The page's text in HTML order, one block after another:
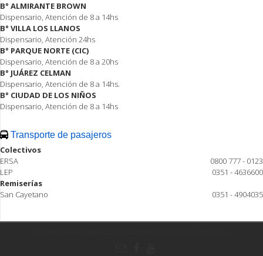
B° ALMIRANTE BROWN
Dispensario, Atención de 8 a 14hs
B° VILLA LOS LLANOS
Dispensario, Atención 24hs
B° PARQUE NORTE (CIC)
Dispensario, Atención de 8 a 20hs
B° JUÁREZ CELMAN
Dispensario, Atención de 8 a 14hs.
B° CIUDAD DE LOS NIÑOS
Dispensario, Atención de 8 a 14hs
Transporte de pasajeros
Colectivos
ERSA
0800 777 - 0123
LEP
0351 - 4636600
Remiserías
San Cayetano
0351 - 4904035